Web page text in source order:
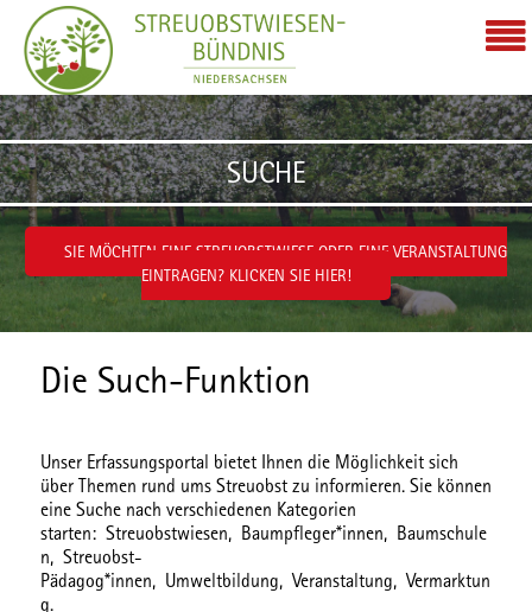
Zum Inhalt wechseln
SUCHE
SIE MÖCHTEN EINE STREUOBSTWIESE ODER EINE VERANSTALTUNG
EINTRAGEN? KLICKEN SIE HIER!
Die Such-Funktion
Unser Erfassungsportal bietet Ihnen die Möglichkeit sich
über Themen rund ums Streuobst zu informieren. Sie können
eine Suche nach verschiedenen Kategorien
starten: Streuobstwiesen, Baumpfleger*innen, Baumschule
n, Streuobst-
Pädagog*innen, Umweltbildung,Veranstaltung,Vermarktun
g.